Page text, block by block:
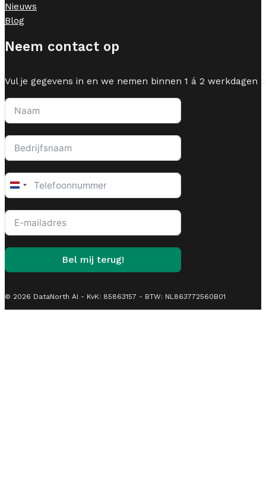
Nieuws
Blog
Neem contact op
Vul je gegevens in en we nemen binnen 1 á 2 werkdagen
Netherlands
Bel mij terug!
© 2026 DataNorth AI - KvK: 85863157 - BTW: NL863772560B01